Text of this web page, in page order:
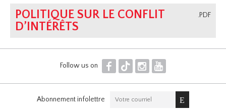
.PDF
POLITIQUE SUR LE CONFLIT
D’INTÉRÊTS
Follow us on F T I Y
Abonnement infolettre